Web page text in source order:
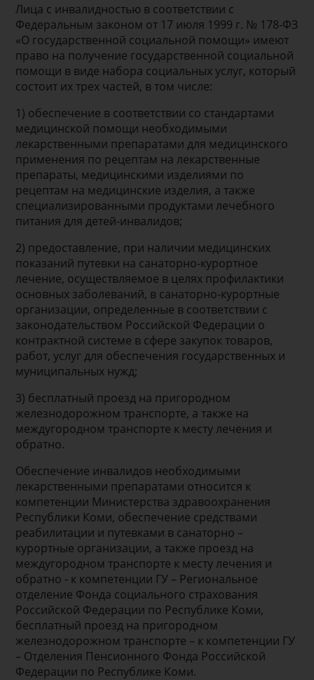
Лица с инвалидностью в соответствии с
Федеральным законом от 17 июля 1999 г. № 178-ФЗ
«О государственной социальной помощи» имеют
право на получение государственной социальной
помощи в виде набора социальных услуг, который
состоит их трех частей, в том числе:
1) обеспечение в соответствии со стандартами
медицинской помощи необходимыми
лекарственными препаратами для медицинского
применения по рецептам на лекарственные
препараты, медицинскими изделиями по
рецептам на медицинские изделия, а также
специализированными продуктами лечебного
питания для детей-инвалидов;
2) предоставление, при наличии медицинских
показаний путевки на санаторно-курортное
лечение, осуществляемое в целях профилактики
основных заболеваний, в санаторно-курортные
организации, определенные в соответствии с
законодательством Российской Федерации о
контрактной системе в сфере закупок товаров,
работ, услуг для обеспечения государственных и
муниципальных нужд;
3) бесплатный проезд на пригородном
железнодорожном транспорте, а также на
междугородном транспорте к месту лечения и
обратно.
Обеспечение инвалидов необходимыми
лекарственными препаратами относится к
компетенции Министерства здравоохранения
Республики Коми, обеспечение средствами
реабилитации и путевками в санаторно –
курортные организации, а также проезд на
междугородном транспорте к месту лечения и
обратно - к компетенции ГУ – Региональное
отделение Фонда социального страхования
Российской Федерации по Республике Коми,
бесплатный проезд на пригородном
железнодорожном транспорте – к компетенции ГУ
– Отделения Пенсионного Фонда Российской
Федерации по Республике Коми.